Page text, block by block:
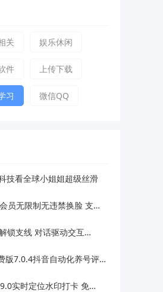
关 娱乐休闲
件 上传下载
习 微信QQ
技看全球小姐姐超级丝滑
限制无违禁换脸 支持照片/视频
线 对话驱动交互故事剧情
7.0.4抖音自动化养号评论脚本
时定位水印打卡 免费无广告